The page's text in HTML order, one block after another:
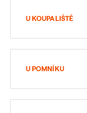
U KOUPALIŠTĚ
U POMNÍKU